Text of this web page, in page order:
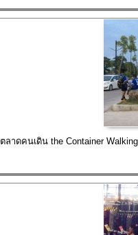
ตลาดคนเดิน the Container